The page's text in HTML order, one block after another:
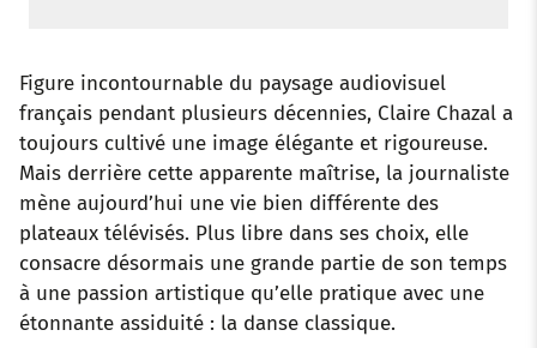
Figure incontournable du paysage audiovisuel
français pendant plusieurs décennies, Claire Chazal a
toujours cultivé une image élégante et rigoureuse.
Mais derrière cette apparente maîtrise, la journaliste
mène aujourd’hui une vie bien différente des
plateaux télévisés. Plus libre dans ses choix, elle
consacre désormais une grande partie de son temps
à une passion artistique qu’elle pratique avec une
étonnante assiduité : la danse classique.